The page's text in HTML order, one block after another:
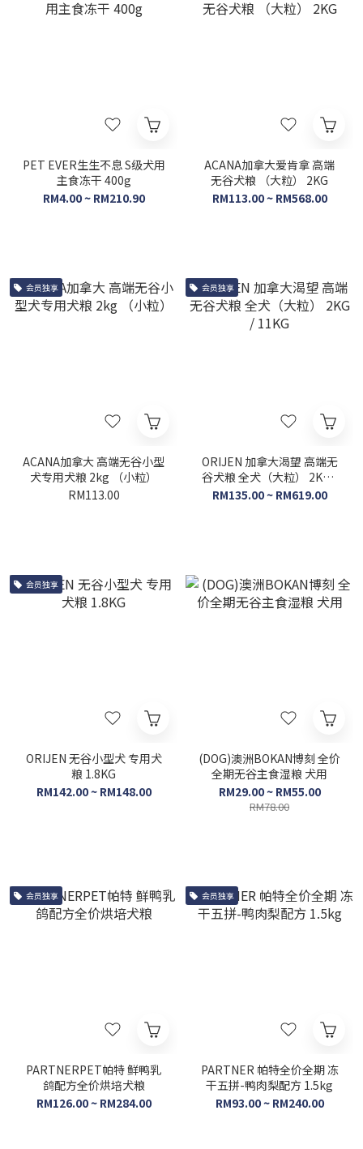
PET EVER生生不息 S级犬用
主食冻干 400g
RM4.00 ~ RM210.90
ACANA加拿大爱肯拿 高端
无谷犬粮 （大粒） 2KG
RM113.00 ~ RM568.00
会员独享
ACANA加拿大 高端无谷小型
犬专用犬粮 2kg （小粒）
RM113.00
会员独享
ORIJEN 加拿大渴望 高端无
谷犬粮 全犬（大粒） 2KG /
11KG
RM135.00 ~ RM619.00
会员独享
ORIJEN 无谷小型犬 专用犬
粮 1.8KG
RM142.00 ~ RM148.00
(DOG)澳洲BOKAN博刻 全价
全期无谷主食湿粮 犬用
RM29.00 ~ RM55.00
RM78.00
会员独享
PARTNERPET帕特 鲜鸭乳
鸽配方全价烘培犬粮
RM126.00 ~ RM284.00
会员独享
PARTNER 帕特全价全期 冻
干五拼-鸭肉梨配方 1.5kg
RM93.00 ~ RM240.00